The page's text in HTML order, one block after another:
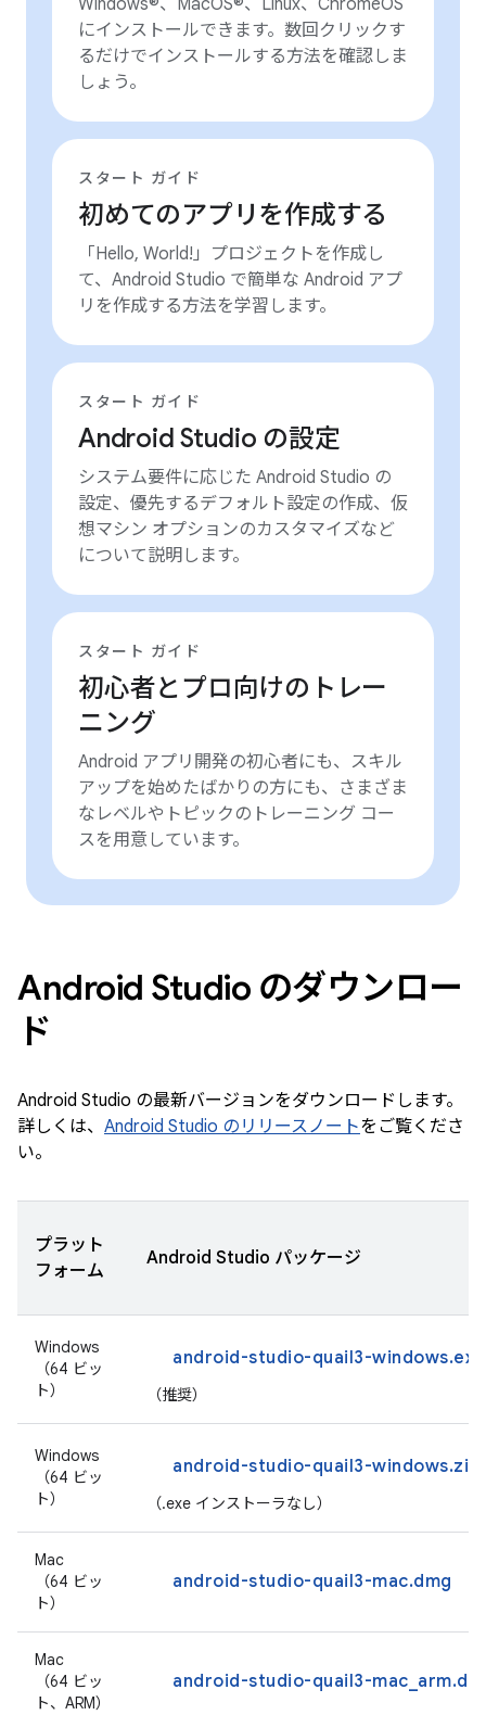
Windows®、MacOS®、Linux、ChromeOS
にインストールできます。数回クリックす
るだけでインストールする方法を確認しま
しょう。
スタート ガイド
初めてのアプリを作成する
「Hello, World!」プロジェクトを作成し
て、Android Studio で簡単な Android アプ
リを作成する方法を学習します。
スタート ガイド
Android Studio の設定
システム要件に応じた Android Studio の
設定、優先するデフォルト設定の作成、仮
想マシン オプションのカスタマイズなど
について説明します。
スタート ガイド
初心者とプロ向けのトレー
ニング
Android アプリ開発の初心者にも、スキル
アップを始めたばかりの方にも、さまざま
なレベルやトピックのトレーニング コー
スを用意しています。
Android Studio のダウンロー
ド
Android Studio の最新バージョンをダウンロードします。
詳しくは、 Android Studio のリリースノートをご覧くださ
い。
プラット
フォーム
Android Studio パッケージ
Windows
（64 ビッ
ト）
android-studio-quail3-windows.exe
（推奨）
Windows
（64 ビッ
ト）
android-studio-quail3-windows.zip
（.exe インストーラなし）
Mac
（64 ビッ
ト）
android-studio-quail3-mac.dmg
Mac
（64 ビッ
ト、ARM）
android-studio-quail3-